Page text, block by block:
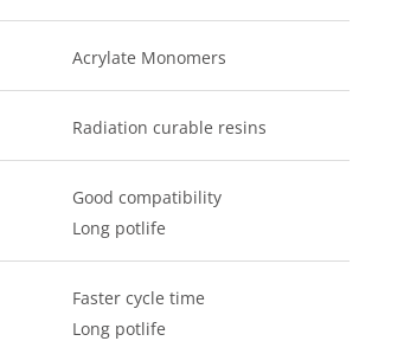
Acrylate Monomers
Radiation curable resins
Good compatibility
Long potlife
Faster cycle time
Long potlife